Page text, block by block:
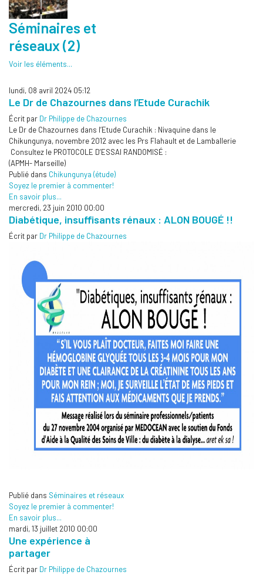
Séminaires et
réseaux (2)
Voir les éléments...
lundi, 08 avril 2024 05:12
Le Dr de Chazournes dans l’Etude Curachik
Écrit par Dr Philippe de Chazournes
Le Dr de Chazournes dans l’Etude Curachik : Nivaquine dans le
Chikungunya, novembre 2012 avec les Prs Flahault et de Lamballerie
Consultez le PROTOCOLE D’ESSAI RANDOMISÉ :
(APMH- Marseille)
Publié dans Chikungunya (étude)
Soyez le premier à commenter!
En savoir plus...
mercredi, 23 juin 2010 00:00
Diabétique, insuffisants rénaux : ALON BOUGÉ !!
Écrit par Dr Philippe de Chazournes
Publié dans Séminaires et réseaux
Soyez le premier à commenter!
En savoir plus...
mardi, 13 juillet 2010 00:00
Une expérience à
partager
Écrit par Dr Philippe de Chazournes